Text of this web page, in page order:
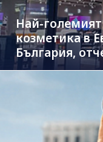
Най-
козметика в
България,
млрд. евро